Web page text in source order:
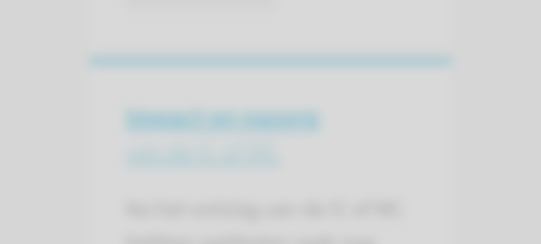
Impact en nazorg